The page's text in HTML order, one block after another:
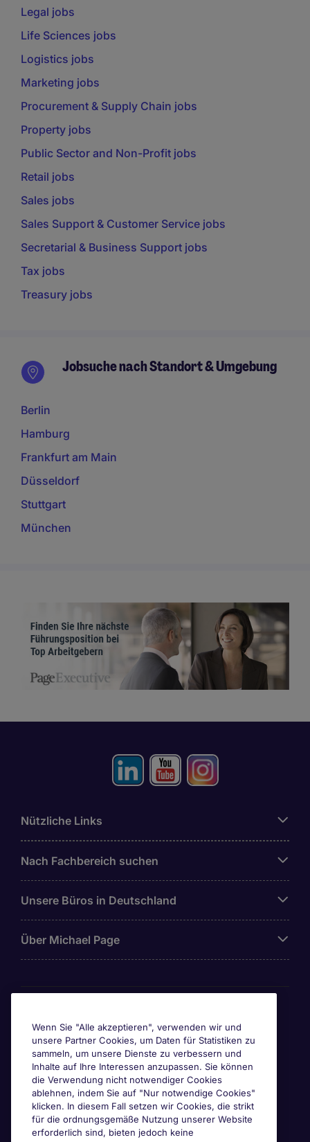
Legal jobs
Life Sciences jobs
Logistics jobs
Marketing jobs
Procurement & Supply Chain jobs
Property jobs
Public Sector and Non-Profit jobs
Retail jobs
Sales jobs
Sales Support & Customer Service jobs
Secretarial & Business Support jobs
Tax jobs
Treasury jobs
Jobsuche nach Standort & Umgebung
Berlin
Hamburg
Frankfurt am Main
Düsseldorf
Stuttgart
München
Nützliche Links
Nach Fachbereich suchen
Unsere Büros in Deutschland
Über Michael Page
Wenn Sie "Alle akzeptieren", verwenden wir und
unsere Partner Cookies, um Daten für Statistiken zu
sammeln, um unsere Dienste zu verbessern und
Inhalte auf Ihre Interessen anzupassen. Sie können
die Verwendung nicht notwendiger Cookies
ablehnen, indem Sie auf "Nur notwendige Cookies"
klicken. In diesem Fall setzen wir Cookies, die strikt
für die ordnungsgemäße Nutzung unserer Website
erforderlich sind, bieten jedoch keine